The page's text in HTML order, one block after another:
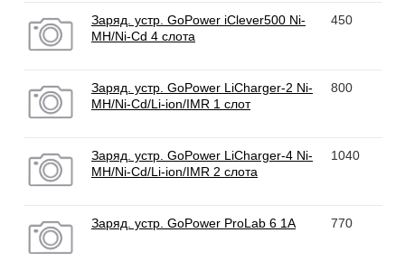
Заряд. устр. GoPower iClever500 Ni-
MH/Ni-Cd 4 слота
450
Заряд. устр. GoPower LiCharger-2 Ni-
MH/Ni-Cd/Li-ion/IMR 1 слот
800
Заряд. устр. GoPower LiCharger-4 Ni-
MH/Ni-Cd/Li-ion/IMR 2 слота
1040
Заряд. устр. GoPower ProLab 6 1A 770